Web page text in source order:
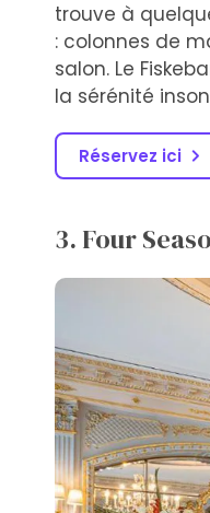
trouve à
: colonnes de
salon. Le
la sérénité
Réservez ici
3. Four